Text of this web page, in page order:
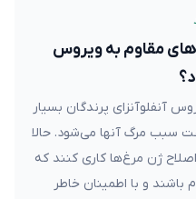
مقاوم به ویروس
آنفلوآنزای پرندگان بسیار
سبب مرگ آنها می‌شود. حالا
ژن مرغ‌ها کاری کنند که
باشند و با اطمینان خاطر